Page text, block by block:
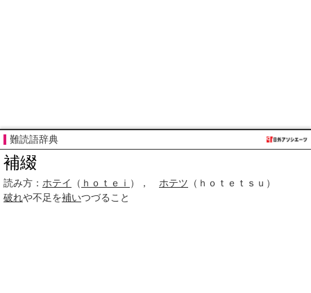
難読語辞典
補綴
読み方： ホテイ （ ｈｏｔｅｉ ）， ホテツ （ｈｏｔｅｔｓｕ）
破れや不足を補いつづること